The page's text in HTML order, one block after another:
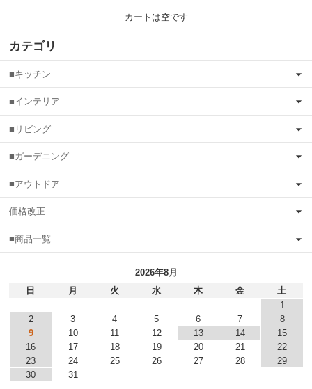
カートは空です
カテゴリ
■キッチン
■インテリア
■リビング
■ガーデニング
■アウトドア
価格改正
■商品一覧
2026年8月
日
月 火 水 木 金
土
1
2
3 4 5 6 7
8
9
10 11 12 13 14
15
16
17 18 19 20 21
22
23
24 25 26 27 28
29
30
31